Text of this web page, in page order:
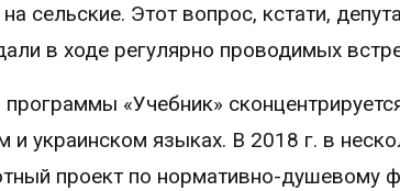
сельские. Этот вопрос, кстати,
в ходе регулярно проводимых
«Учебник»
украинском языках. В 2018 г. в
проект по нормативно-душевому